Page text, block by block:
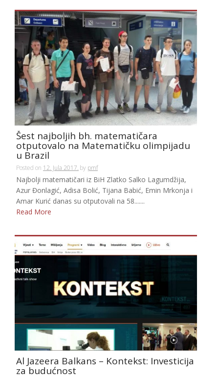
Šest najboljih bh. matematičara
otputovalo na Matematičku olimpijadu
u Brazil
Posted on 12. Jula 2017. by pmf
Najbolji matematičari iz BiH Zlatko Salko Lagumdžija,
Azur Đonlagić, Adisa Bolić, Tijana Babić, Emin Mrkonja i
Amar Kurić danas su otputovali na 58.......
Read More
Al Jazeera Balkans – Kontekst: Investicija
za budućnost